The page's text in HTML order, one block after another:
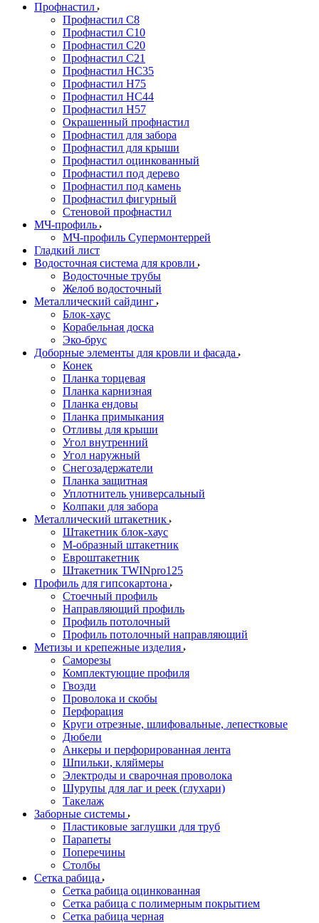
Профнастил
Профнастил С8
Профнастил С10
Профнастил С20
Профнастил С21
Профнастил НС35
Профнастил Н75
Профнастил HC44
Профнастил Н57
Окрашенный профнастил
Профнастил для забора
Профнастил для крыши
Профнастил оцинкованный
Профнастил под дерево
Профнастил под камень
Профнастил фигурный
Стеновой профнастил
МЧ-профиль
МЧ-профиль Супермонтеррей
Гладкий лист
Водосточная система для кровли
Водосточные трубы
Желоб водосточный
Металлический сайдинг
Блок-хаус
Корабельная доска
Эко-брус
Доборные элементы для кровли и фасада
Конек
Планка торцевая
Планка карнизная
Планка ендовы
Планка примыкания
Отливы для крыши
Угол внутренний
Угол наружный
Снегозадержатели
Планка защитная
Уплотнитель универсальный
Колпаки для забора
Металлический штакетник
Штакетник блок-хаус
М-образный штакетник
Евроштакетник
Штакетник TWINpro125
Профиль для гипсокартона
Стоечный профиль
Направляющий профиль
Профиль потолочный
Профиль потолочный направляющий
Метизы и крепежные изделия
Саморезы
Комплектующие профиля
Гвозди
Проволока и скобы
Перфорация
Круги отрезные, шлифовальные, лепестковые
Дюбели
Анкеры и перфорированная лента
Шпильки, кляймеры
Электроды и сварочная проволока
Шурупы для лаг и реек (глухари)
Такелаж
Заборные системы
Пластиковые заглушки для труб
Парапеты
Поперечины
Столбы
Сетка рабица
Сетка рабица оцинкованная
Сетка рабица с полимерным покрытием
Сетка рабица черная